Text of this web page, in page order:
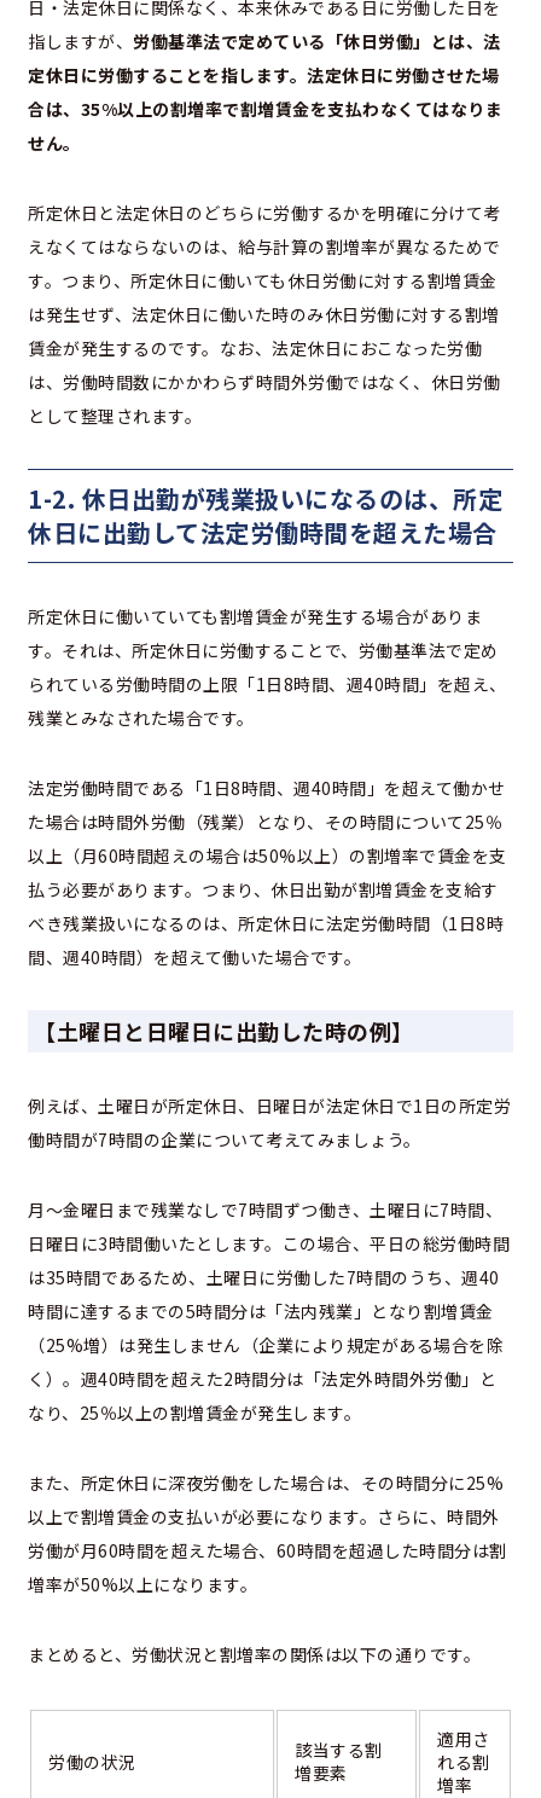
日・法定休日に関係なく、本来休みである日に労働した日を
指しますが、 労働基準法で定めている「休日労働」とは、法
定休日に労働することを指します。法定休日に労働させた場
合は、35%以上の割増率で割増賃金を支払わなくてはなりま
せん。
所定休日と法定休日のどちらに労働するかを明確に分けて考
えなくてはならないのは、給与計算の割増率が異なるためで
す。つまり、所定休日に働いても休日労働に対する割増賃金
は発生せず、法定休日に働いた時のみ休日労働に対する割増
賃金が発生するのです。なお、法定休日におこなった労働
は、労働時間数にかかわらず時間外労働ではなく、休日労働
として整理されます。
1-2. 休日出勤が残業扱いになるのは、所定
休日に出勤して法定労働時間を超えた場合
所定休日に働いていても割増賃金が発生する場合がありま
す。それは、所定休日に労働することで、労働基準法で定め
られている労働時間の上限「1日8時間、週40時間」を超え、
残業とみなされた場合です。
法定労働時間である「1日8時間、週40時間」を超えて働かせ
た場合は時間外労働（残業）となり、その時間について25％
以上（月60時間超えの場合は50%以上）の割増率で賃金を支
払う必要があります。つまり、休日出勤が割増賃金を支給す
べき残業扱いになるのは、所定休日に法定労働時間（1日8時
間、週40時間）を超えて働いた場合です。
【土曜日と日曜日に出勤した時の例】
例えば、土曜日が所定休日、日曜日が法定休日で1日の所定労
働時間が7時間の企業について考えてみましょう。
月～金曜日まで残業なしで7時間ずつ働き、土曜日に7時間、
日曜日に3時間働いたとします。この場合、平日の総労働時間
は35時間であるため、土曜日に労働した7時間のうち、週40
時間に達するまでの5時間分は「法内残業」となり割増賃金
（25%増）は発生しません（企業により規定がある場合を除
く）。週40時間を超えた2時間分は「法定外時間外労働」と
なり、25％以上の割増賃金が発生します。
また、所定休日に深夜労働をした場合は、その時間分に25%
以上で割増賃金の支払いが必要になります。さらに、時間外
労働が月60時間を超えた場合、60時間を超過した時間分は割
増率が50%以上になります。
まとめると、労働状況と割増率の関係は以下の通りです。
労働の状況
該当する割
増要素
適用さ
れる割
増率